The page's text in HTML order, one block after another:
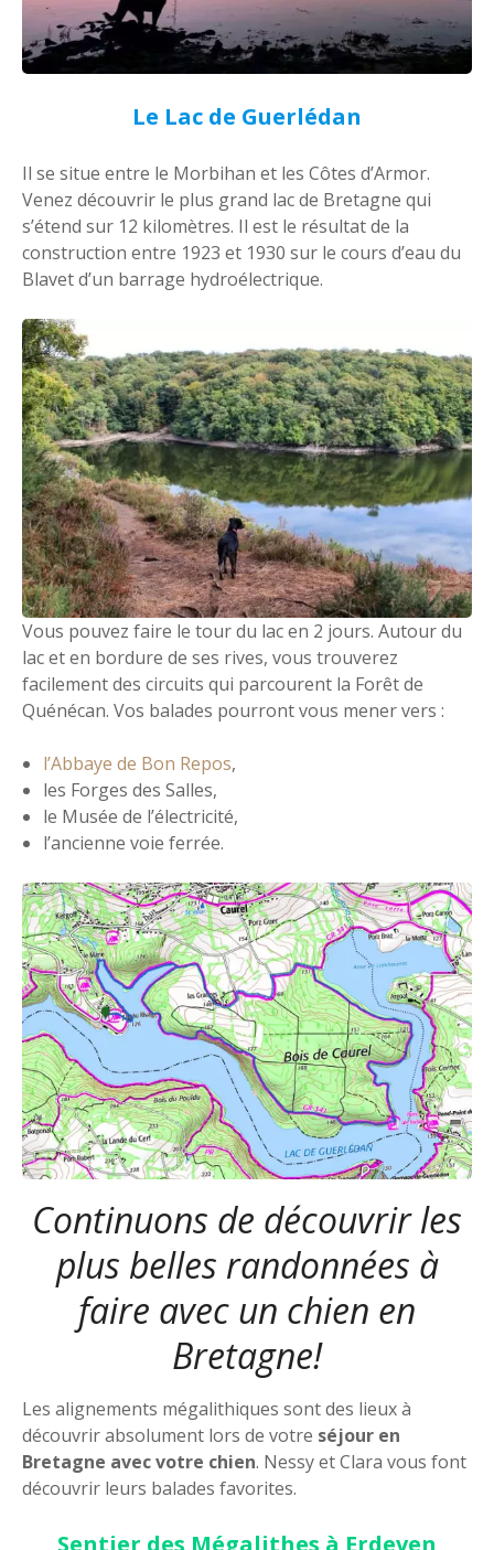
Le Lac de Guerlédan
Il se situe entre le Morbihan et les Côtes d’Armor.
Venez découvrir le plus grand lac de Bretagne qui
s’étend sur 12 kilomètres. Il est le résultat de la
construction entre 1923 et 1930 sur le cours d’eau du
Blavet d’un barrage hydroélectrique.
Vous pouvez faire le tour du lac en 2 jours. Autour du
lac et en bordure de ses rives, vous trouverez
facilement des circuits qui parcourent la Forêt de
Quénécan. Vos balades pourront vous mener vers :
l’Abbaye de Bon Repos,
les Forges des Salles,
le Musée de l’électricité,
l’ancienne voie ferrée.
Continuons de découvrir les
plus belles randonnées à
faire avec un chien en
Bretagne!
Les alignements mégalithiques sont des lieux à
découvrir absolument lors de votre séjour en
Bretagne avec votre chien. Nessy et Clara vous font
découvrir leurs balades favorites.
Sentier des Mégalithes à Erdeven